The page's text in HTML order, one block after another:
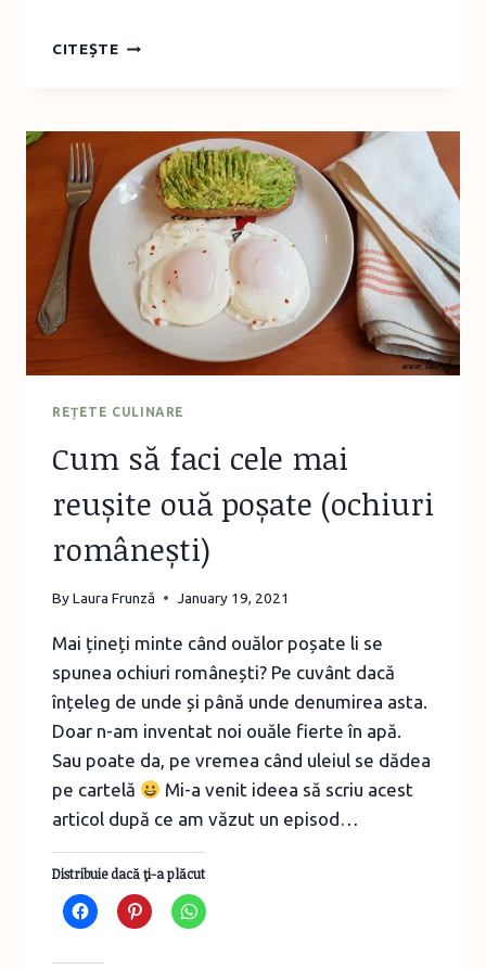
CITEȘTECELE
ALE
UNEI
MAME
DE
PREADOLESCENT
(ÎNTR-
O
SINGURĂ
ZI)
REȚETE CULINARE
Cum să faci cele mai
reușite ouă poșate (ochiuri
românești)
ByLaura Frunză January 19, 2021
Mai țineți minte când ouălor poșate li se
spunea ochiuri românești? Pe cuvânt dacă
înțeleg de unde și până unde denumirea asta.
Doar n-am inventat noi ouăle fierte în apă.
Sau poate da, pe vremea când uleiul se dădea
pe cartelă
Mi-a venit ideea să scriu acest
articol după ce am văzut un episod…
Distribuie dacă ţi-a plăcut